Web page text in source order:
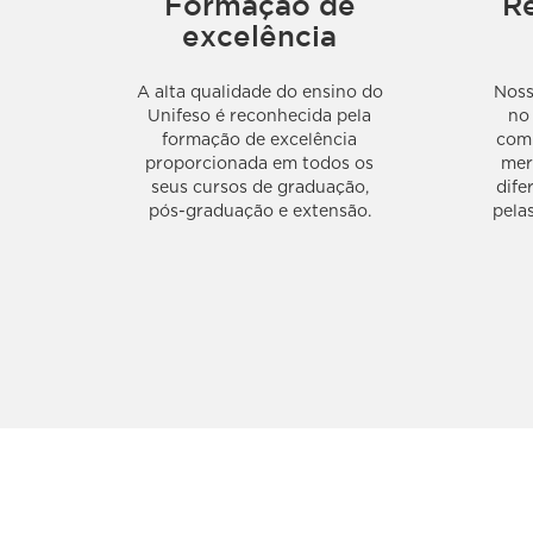
excelência
A alta qualidade do ensino do
Unifeso é reconhecida pela
formação de excelência
proporcionada em todos os
seus cursos de graduação,
pós-graduação e extensão.
no